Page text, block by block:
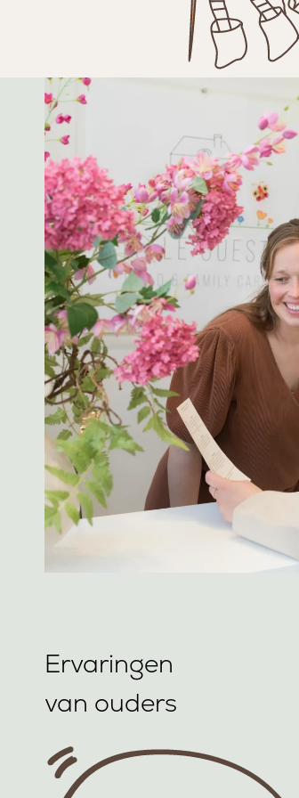
Ervaringen
van ouders